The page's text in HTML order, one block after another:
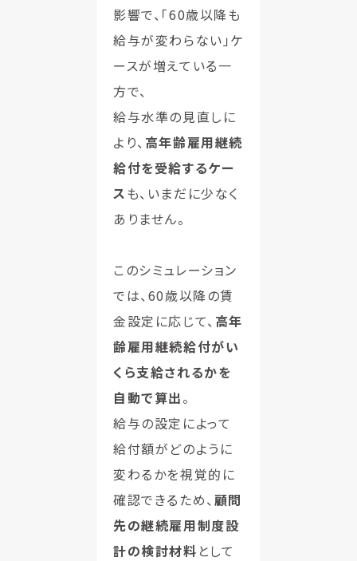
影響で、「60歳以降も
給与が変わらない」ケ
ースが増えている一
方で、
給与水準の見直しに
より、 高年齢雇用継続
給付を受給するケー
スも、いまだに少なく
ありません。
このシミュレーション
では、60歳以降の賃
金設定に応じて、 高年
齢雇用継続給付がい
くら支給されるかを
自動で算出。
給与の設定によって
給付額がどのように
変わるかを視覚的に
確認できるため、 顧問
先の継続雇用制度設
計の検討材料 として